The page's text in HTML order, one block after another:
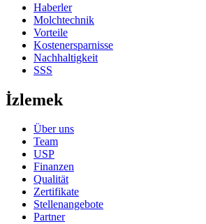
Haberler
Molchtechnik
Vorteile
Kostenersparnisse
Nachhaltigkeit
SSS
İzlemek
Über uns
Team
USP
Finanzen
Qualität
Zertifikate
Stellenangebote
Partner